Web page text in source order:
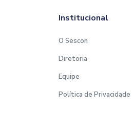
Institucional
O Sescon
Diretoria
Equipe
Política de Privacidade